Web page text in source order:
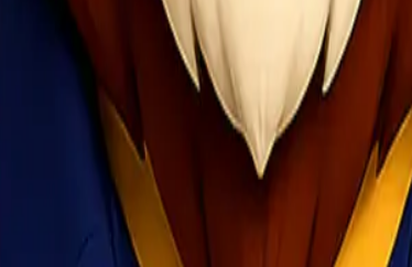
berdasarkan jenis barang, berat, volume, dan target
pengiriman. Kami akan arahkan solusi terbaik agar
partner yang tepat, prosesnya bisa lebih sederhana,
cargo Jakarta Tanjung Pinang dengan lebih